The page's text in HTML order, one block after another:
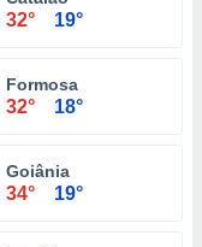
32° 19°
Formosa
32° 18°
Goiânia
34° 19°